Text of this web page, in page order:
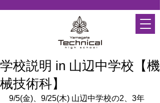
学校説明 in 山辺中学校【機
械技術科】
9/5(金)、9/25(木) 山辺中学校の2、3年